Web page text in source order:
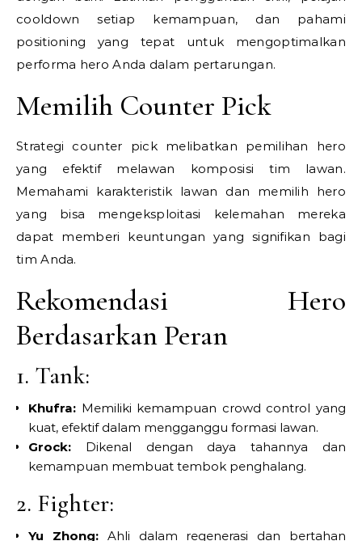
cooldown setiap kemampuan, dan pahami
positioning yang tepat untuk mengoptimalkan
performa hero Anda dalam pertarungan.
Memilih Counter Pick
Strategi counter pick melibatkan pemilihan hero
yang efektif melawan komposisi tim lawan.
Memahami karakteristik lawan dan memilih hero
yang bisa mengeksploitasi kelemahan mereka
dapat memberi keuntungan yang signifikan bagi
tim Anda.
Rekomendasi Hero
Berdasarkan Peran
1. Tank:
Khufra: Memiliki kemampuan crowd control yang
kuat, efektif dalam mengganggu formasi lawan.
Grock: Dikenal dengan daya tahannya dan
kemampuan membuat tembok penghalang.
2. Fighter:
Yu Zhong:Ahli dalam regenerasi dan bertahan